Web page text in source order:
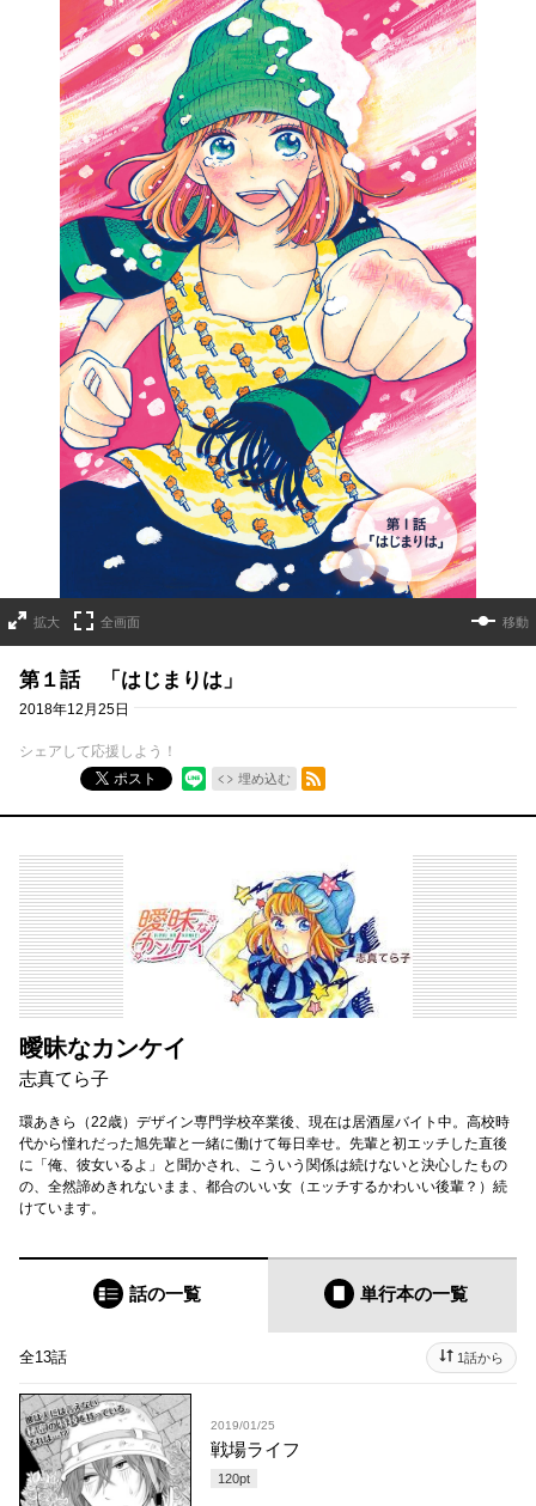
拡大 全画面 移動
第１話 「はじまりは」
2018年12月25日
シェアして応援しよう！
ポスト
埋め込む
RSSフィード
曖昧なカンケイ
志真てら子
環あきら（22歳）デザイン専門学校卒業後、現在は居酒屋バイト中。高校時
代から憧れだった旭先輩と一緒に働けて毎日幸せ。先輩と初エッチした直後
に「俺、彼女いるよ」と聞かされ、こういう関係は続けないと決心したもの
の、全然諦めきれないまま、都合のいい女（エッチするかわいい後輩？）続
けています。
話の一覧 単行本の一覧
全13話 1話から
2019/01/25
戦場ライフ
120pt